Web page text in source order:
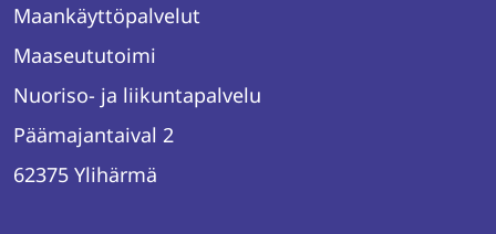
Maankäyttöpalvelut
Maaseututoimi
Nuoriso- ja liikuntapalvelu
Päämajantaival 2
62375 Ylihärmä